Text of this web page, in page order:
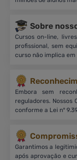
Sobre
Cursos on-line,
profissional, sem
curso não implica
Embora sem
reguladores. Nossos
conforme a Lei nº
Garantimos a
após aprovação e